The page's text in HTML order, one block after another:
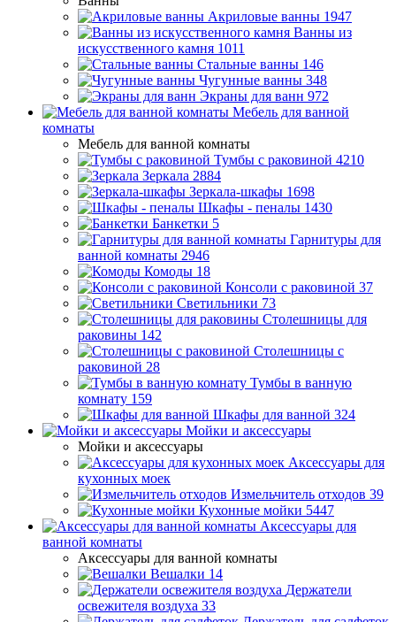
Акриловые ванны 1947
Ванны из
искусственного камня 1011
Стальные ванны 146
Чугунные ванны 348
Экраны для ванн 972
Мебель для ванной
комнаты
Мебель для ванной комнаты
Тумбы с раковиной 4210
Зеркала 2884
Зеркала-шкафы 1698
Шкафы - пеналы 1430
Банкетки 5
Гарнитуры для
ванной комнаты 2946
Комоды 18
Консоли с раковиной 37
Светильники 73
Столешницы для
раковины 142
Столешницы с
раковиной 28
Тумбы в ванную
комнату 159
Шкафы для ванной 324
Мойки и аксессуары
Мойки и аксессуары
Аксессуары для
кухонных моек
Измельчитель отходов 39
Кухонные мойки 5447
Аксессуары для
ванной комнаты
Аксессуары для ванной комнаты
Вешалки 14
Держатели
освежителя воздуха 33